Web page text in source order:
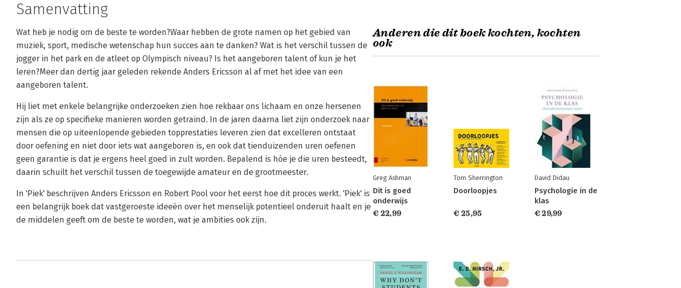
Samenvatting
Wat heb je nodig om de beste te worden?Waar hebben de grote namen op het gebied van
muziek, sport, medische wetenschap hun succes aan te danken? Wat is het verschil tussen de
jogger in het park en de atleet op Olympisch niveau? Is het aangeboren talent of kun je het
leren?Meer dan dertig jaar geleden rekende Anders Ericsson al af met het idee van een
aangeboren talent.
Hij liet met enkele belangrijke onderzoeken zien hoe rekbaar ons lichaam en onze hersenen
zijn als ze op specifieke manieren worden getraind. In de jaren daarna liet zijn onderzoek naar
mensen die op uiteenlopende gebieden topprestaties leveren zien dat excelleren ontstaat
door oefening en niet door iets wat aangeboren is, en ook dat tienduizenden uren oefenen
geen garantie is dat je ergens heel goed in zult worden. Bepalend is hóe je die uren besteedt,
daarin schuilt het verschil tussen de toegewijde amateur en de grootmeester.
In 'Piek' beschrijven Anders Ericsson en Robert Pool voor het eerst hoe dit proces werkt. 'Piek' is
een belangrijk boek dat vastgeroeste ideeën over het menselijk potentieel onderuit haalt en je
de middelen geeft om de beste te worden, wat je ambities ook zijn.
Anderen die dit boek kochten, kochten
ook
Greg Ashman
Dit is goed
onderwijs
€ 22,99
Tom Sherrington
Doorloopjes
€ 25,95
David Didau
Psychologie in de
klas
€ 29,99